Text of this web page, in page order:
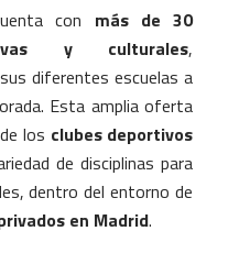
con más de 30
y culturales,
diferentes escuelas a
Esta amplia oferta
los clubes deportivos
de disciplinas para
dentro del entorno de
en Madrid.